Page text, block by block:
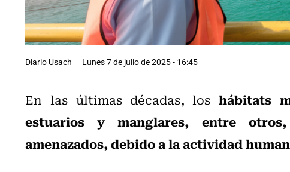
Diario Usach Lunes 7 de julio de 2025 - 16:45
En las últimas décadas, loshábitats
estuarios y manglares, entre
amenazados, debido a la actividad